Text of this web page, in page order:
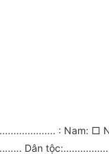
: Nam: □
Dân